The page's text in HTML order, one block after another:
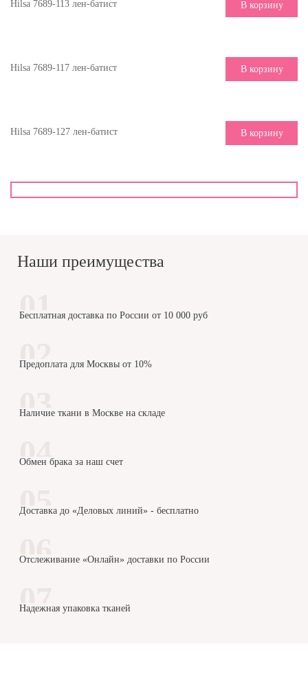
Hilsa 7689-113 лен-батист В корзину
Hilsa 7689-117 лен-батист В корзину
Hilsa 7689-127 лен-батист В корзину
Наши преимущества
Бесплатная доставка по России от 10 000 руб
Предоплата для Москвы от 10%
Наличие ткани в Москве на складе
Обмен брака за наш счет
Доставка до «Деловых линий» - бесплатно
Отслеживание «Онлайн» доставки по России
Надежная упаковка тканей